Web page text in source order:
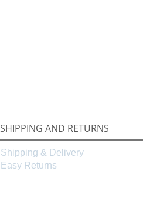
SHIPPING AND RETURNS
Shipping & Delivery
Easy Returns